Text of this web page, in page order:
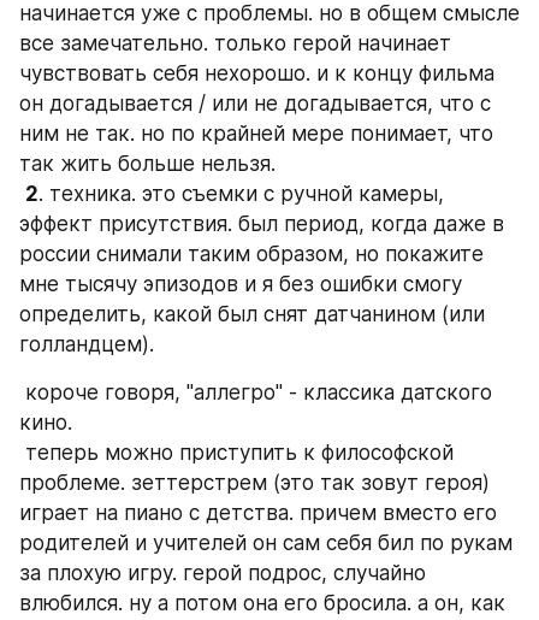
начинается уже с проблемы. но в общем смысле
все замечательно. только герой начинает
чувствовать себя нехорошо. и к концу фильма
он догадывается / или не догадывается, что с
ним не так. но по крайней мере понимает, что
так жить больше нельзя.
2. техника. это съемки с ручной камеры,
эффект присутствия. был период, когда даже в
россии снимали таким образом, но покажите
мне тысячу эпизодов и я без ошибки смогу
определить, какой был снят датчанином (или
голландцем).
кино.
проблеме. зеттерстрем (это так зовут героя)
играет на пиано с детства. причем вместо его
родителей и учителей он сам себя бил по рукам
за плохую игру. герой подрос, случайно
влюбился. ну а потом она его бросила. а он, как